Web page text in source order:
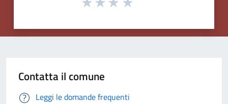
Contatta il comune
Leggi le domande frequenti